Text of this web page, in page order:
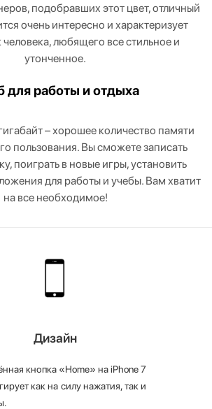
подобравших этот цвет, отличный
очень интересно и характеризует
человека, любящего все стильное и
утонченное.
для работы и отдыха
– хорошее количество памяти
пользования. Вы сможете записать
поиграть в новые игры, установить
для работы и учебы. Вам хватит
на все необходимое!
Дизайн
кнопка «Home» на iPhone 7
как на силу нажатия, так и